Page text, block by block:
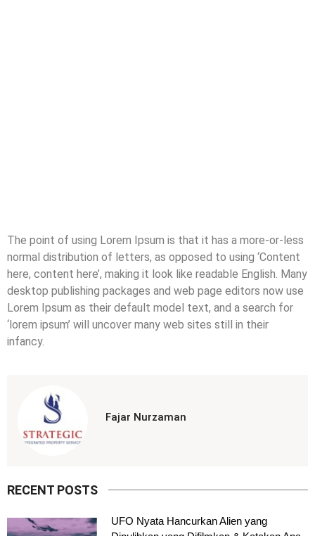
The point of using Lorem Ipsum is that it has a more-or-less
normal distribution of letters, as opposed to using ‘Content
here, content here’, making it look like readable English. Many
desktop publishing packages and web page editors now use
Lorem Ipsum as their default model text, and a search for
‘lorem ipsum’ will uncover many web sites still in their
infancy.
Fajar Nurzaman
RECENT POSTS
UFO Nyata Hancurkan Alien yang